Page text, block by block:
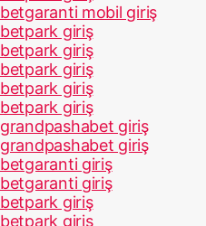
betgaranti mobil giriş
betpark giriş
betpark giriş
betpark giriş
betpark giriş
betpark giriş
grandpashabet giriş
grandpashabet giriş
betgaranti giriş
betgaranti giriş
betpark giriş
betpark giriş